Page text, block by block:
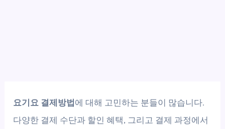
요기요 결제방법 에 대해 고민하는 분들이 많습니다.
다양한 결제 수단과 할인 혜택, 그리고 결제 과정에서